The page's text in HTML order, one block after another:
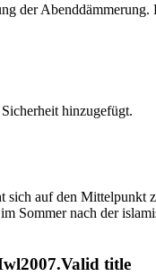
der
hinzugefügt.
sich auf den
Sommer nach der
title